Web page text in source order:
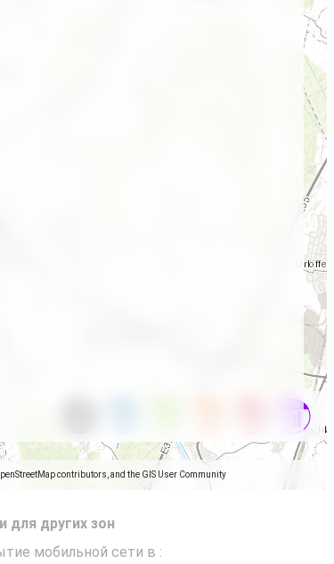
contributors, and the GIS User Community
для других зон
мобильной сети в :